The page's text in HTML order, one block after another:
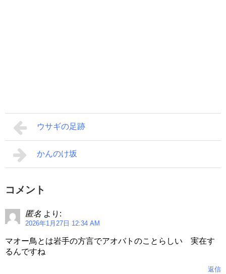
ウサギの足跡
かんのけ坂
コメント
匿名 より:
2026年1月27日 12:34 AM
マオー鳥とは岩手の方言でアオバトのことらしい 実在す
るんですね
返信